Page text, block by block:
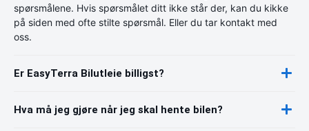
spørsmålene. Hvis spørsmålet ditt ikke står der, kan du kikke
på siden med ofte stilte spørsmål. Eller du tar kontakt med
oss.
Er EasyTerra Bilutleie billigst?
Hva må jeg gjøre når jeg skal hente bilen?